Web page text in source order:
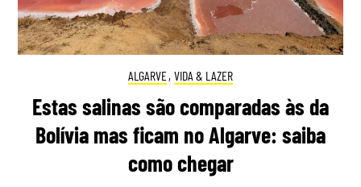
ALGARVE, VIDA & LAZER
Estas salinas são comparadas às da
Bolívia mas ficam no Algarve: saiba
como chegar